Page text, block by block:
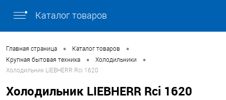
Каталог товаров
Главная страница • Каталог товаров •
Крупная бытовая техника • Холодильники •
Холодильник LIEBHERR Rci 1620
Холодильник LIEBHERR Rci 1620